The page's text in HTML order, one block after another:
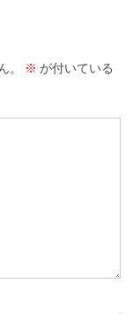
。 ※ が付いている